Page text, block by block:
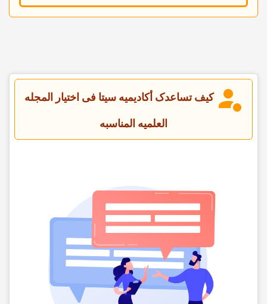
کیف تساعدک أکادیمیه سیتا فی اختیار المجله
العلمیه المناسبه